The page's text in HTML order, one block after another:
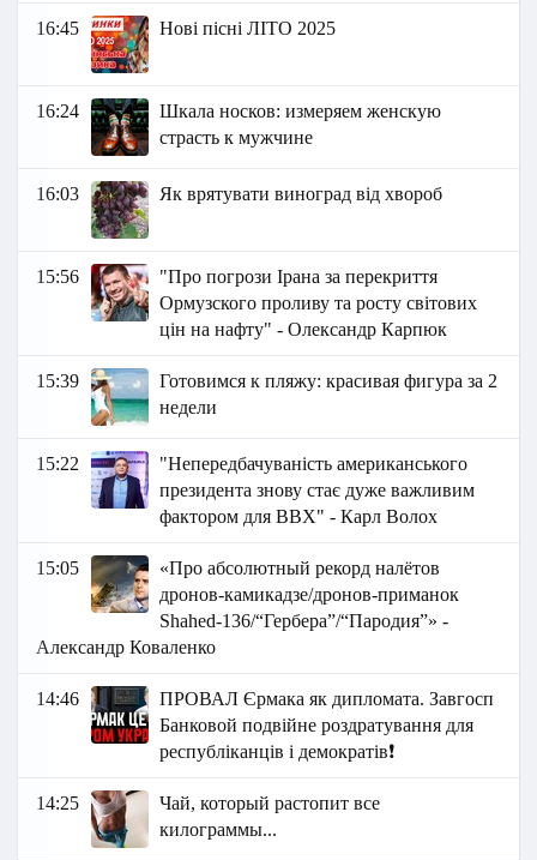
16:45 Нові пісні ЛІТО 2025
16:24
Шкала носков: измеряем женскую
страсть к мужчине
16:03 Як врятувати виноград від хвороб
15:56
"Про погрози Ірана за перекриття
Ормузского проливу та росту світових
цін на нафту" - Олександр Карпюк
15:39
Готовимся к пляжу: красивая фигура за 2
недели
15:22
"Непередбачуваність американського
президента знову стає дуже важливим
фактором для ВВХ" - Карл Волох
15:05
«Про абсолютный рекорд налётов
дронов-камикадзе/дронов-приманок
Shahed-136/“Гербера”/“Пародия”» -
Александр Коваленко
14:46
ПРОВАЛ Єрмака як дипломата. Завгосп
Банковой подвійне роздратування для
республіканців і демократів❗
14:25
Чай, который растопит все
килограммы...